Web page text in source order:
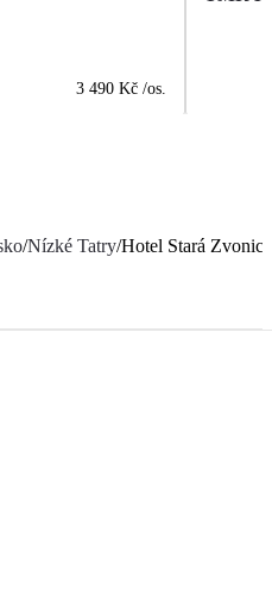
3 490 Kč /os.
/Nízké Tatry/Hotel Stará Zvonica